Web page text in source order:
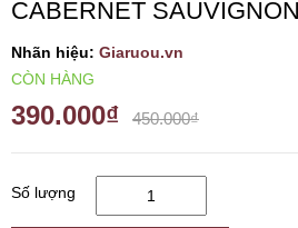
RƯỢU VANG ÁO
RƯỢU SỮA
RƯỢU WHISKY
CABERNET
Nhãn hiệu: Giaruou.vn
CÒN HÀNG
390.000₫ 450.000₫
Số lượng